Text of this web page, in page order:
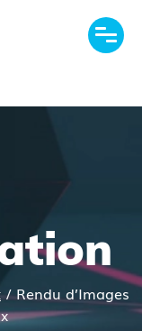
/Rendu d’Images